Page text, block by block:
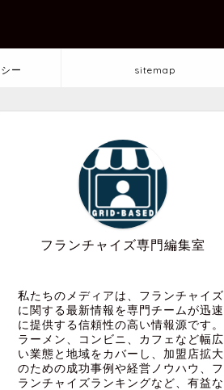
ー sitemap
フランチャイズ専門編集室
私たちのメディアは、フランチャイズ
に関する最新情報を専門チームが迅速
に提供する信頼性の高い情報源です。
ラーメン、コンビニ、カフェなど幅広
い業態と地域をカバーし、加盟店拡大
のための成功事例や経営ノウハウ、フ
ランチャイズランキングなど、有益な